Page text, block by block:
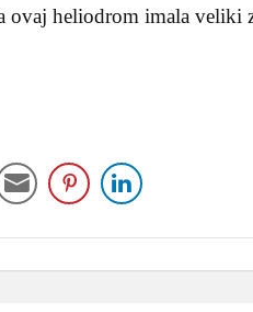
ovaj heliodrom imala veliki